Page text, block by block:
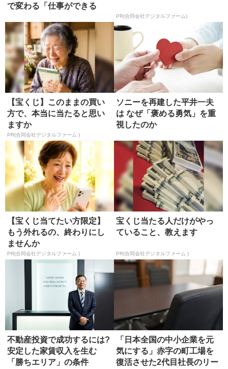
で変わる「仕事ができる
PR(合同会社デジタルファーム)
【宝くじ】このままの買い
方で、本当に当たると思い
ますか
PR(合同会社デジタルファーム )
ソニーを再建した平井一夫
は なぜ「褒める勇気」を重
視したのか
【宝くじ当てたい方限定】
もう外れるの、終わりにし
ませんか
PR(合同会社デジタルファーム )
宝くじ当たる人だけがやっ
ていること、教えます
PR(合同会社デジタルファーム )
不動産投資で成功するには?
安定した家賃収入を生む
「勝ちエリア」の条件
「日本全国の中小企業を元
気にする」赤字の町工場を
復活させた2代目社長のリー